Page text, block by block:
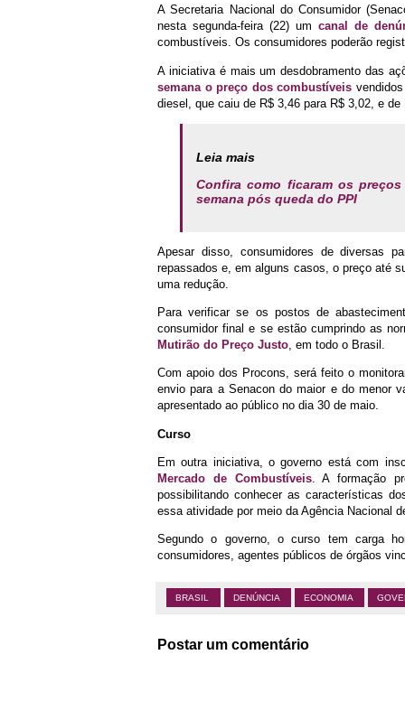
A Secretaria Nacional do Consumidor
nesta segunda-feira (22) um canal de
combustíveis. Os consumidores poderão
A iniciativa é mais um desdobramento das
semana o preço dos combustíveis
diesel, que caiu de R$ 3,46 para R$ 3,02, e
Leia mais
Confira como ficaram os
semana pós queda do PPI
Apesar disso, consumidores de diversas
repassados e, em alguns casos, o preço até
uma redução.
Para verificar se os postos de
consumidor final e se estão cumprindo as
Mutirão do Preço Justo, em todo o Brasil.
Com apoio dos Procons, será feito o
envio para a Senacon do maior e do menor
apresentado ao público no dia 30 de maio.
Curso
Em outra iniciativa, o governo está com
Mercado de Combustíveis. A formação
possibilitando conhecer as características
essa atividade por meio da Agência Nacional
Segundo o governo, o curso tem carga
consumidores, agentes públicos de órgãos
BRASIL DENÚNCIA ECONOMIA
Postar um comentário